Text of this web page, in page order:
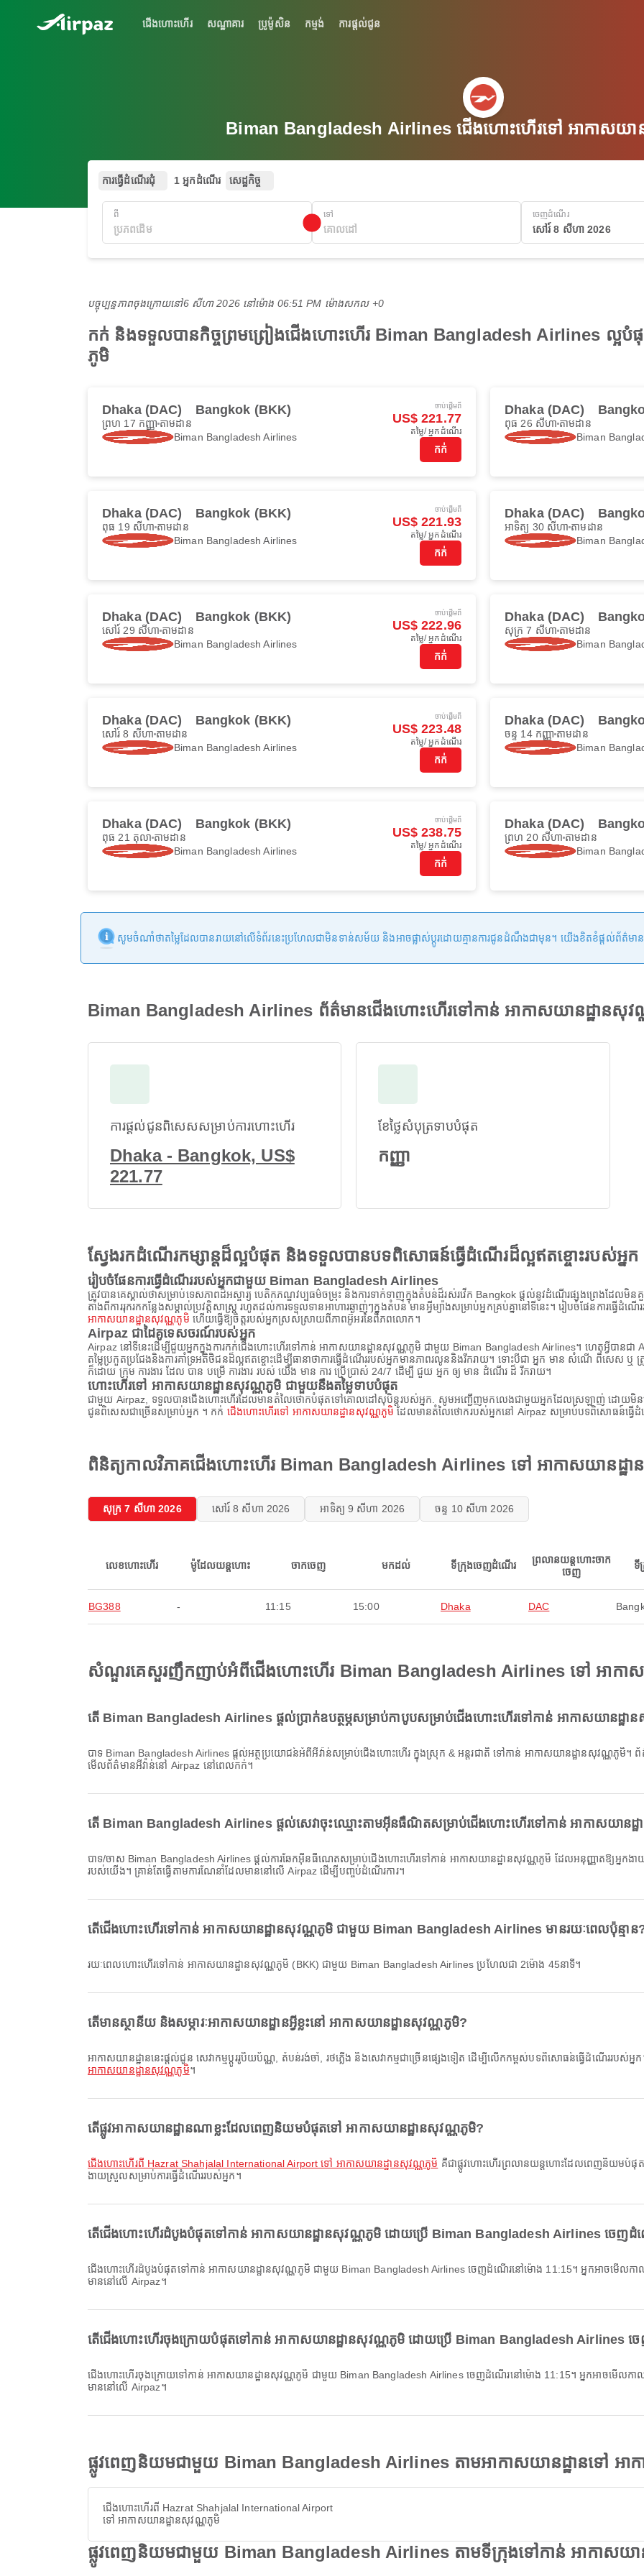
ជើងហោះហើរ សណ្ឋាគារ ប្រូម៉ូសិន កម្មង់ ការផ្តល់ជូន
Biman Bangladesh Airlines ជើងហោះហើរទៅ អាកាសយា
ការធ្វើដំណើរជុំ 1 អ្នកដំណើរ សេដ្ឋកិច្ច
ពី ទៅ ចេញដំណើរ
សៅរ៍ 8 សីហា 2026
បច្ចុប្បន្នភាពចុងក្រោយនៅ6 សីហា 2026 នៅ​ម៉ោង 06:51 PM ម៉ោង​សកល +0
កក់ និងទទួលបានកិច្ចព្រមព្រៀងជើងហោះហើរ Biman Bangladesh Airlines ល្អបំ
ភូមិ
Dhaka (DAC) Bangkok (BKK)
ព្រហ 17 កញ្ញា តាមដាន
Biman Bangladesh Airlines
ចាប់ផ្ដើមពី
US$ 221.77
តម្លៃ/ អ្នកដំណើរ
កក់
Dhaka (DAC)
ពុធ 26 សីហា តាមដាន
Biman
Dhaka (DAC) Bangkok (BKK)
ពុធ 19 សីហា តាមដាន
Biman Bangladesh Airlines
ចាប់ផ្ដើមពី
US$ 221.93
តម្លៃ/ អ្នកដំណើរ
កក់
Dhaka (DAC)
អាទិត្យ 30 សីហា តាមដាន
Biman
Dhaka (DAC) Bangkok (BKK)
សៅរ៍ 29 សីហា តាមដាន
Biman Bangladesh Airlines
ចាប់ផ្ដើមពី
US$ 222.96
តម្លៃ/ អ្នកដំណើរ
កក់
Dhaka (DAC)
សុក្រ 7 សីហា តាមដាន
Biman
Dhaka (DAC) Bangkok (BKK)
សៅរ៍ 8 សីហា តាមដាន
Biman Bangladesh Airlines
ចាប់ផ្ដើមពី
US$ 223.48
តម្លៃ/ អ្នកដំណើរ
កក់
Dhaka (DAC)
ចន្ទ 14 កញ្ញា តាមដាន
Biman
Dhaka (DAC) Bangkok (BKK)
ពុធ 21 តុលា តាមដាន
Biman Bangladesh Airlines
ចាប់ផ្ដើមពី
US$ 238.75
តម្លៃ/ អ្នកដំណើរ
កក់
Dhaka (DAC)
ព្រហ 20 សីហា តាមដាន
Biman
សូមចំណាំថាតម្លៃដែលបានរាយនៅលើទំព័រនេះប្រហែលជាមិនទាន់សម័យ និងអាចផ្លាស់ប្តូរដោយគ្មានការជូនដំណឹងជាមុន។ យើងខិតខំផ្តល់ព័ត៌មានត្
Biman Bangladesh Airlines ព័ត៌មានជើងហោះហើរទៅកាន់ អាកាសយានដ្ឋានសុវ
ការផ្តល់ជូនពិសេសសម្រាប់ការហោះហើរ
Dhaka - Bangkok, US$
221.77
ខែថ្លៃសំបុត្រទាបបំផុត
កញ្ញា
ស្វែងរកដំណើរកម្សាន្តដ៏ល្អបំផុត និងទទួលបានបទពិសោធន៍ធ្វើដំណើរដ៏ល្អឥតខ្ចោះរបស់អ្នក
រៀបចំផែនការធ្វើដំណើររបស់អ្នកជាមួយ Biman Bangladesh Airlines
ត្រូវបានគេស្គាល់ថាសម្រាប់ទេសភាពដ៏អស្ចារ្យ បេតិកភណ្ឌវប្បធម៌ចម្រុះ និងការទាក់ទាញក្នុងតំបន់ដ៏រស់រវើក Bangkok ផ្តល់នូវដំណើរផ្សងព្រេងដែលមិ
តាំងពីការរុករកកន្លែងសម្គាល់ប្រវត្តិសាស្ត្រ រហូតដល់ការទទួលទានអាហារឆ្ងាញ់ៗក្នុងតំបន់ មានអ្វីម្យ៉ាងសម្រាប់អ្នកគ្រប់គ្នានៅទីនេះ។ រៀបចំផែនការធ្វ
អាកាសយានដ្ឋានសុវណ្ណភូមិ ហើយធ្វើឱ្យចិត្តរបស់អ្នកស្រស់ស្រាយពីភាពអ៊ូអរនៃពិភពលោក។
Airpaz ជាដៃគូទេសចរណ៍របស់អ្នក
Airpaz នៅទីនេះដើម្បីជួយអ្នកក្នុងការកក់ជើងហោះហើរទៅកាន់ អាកាសយានដ្ឋានសុវណ្ណភូមិ ជាមួយ Biman Bangladesh Airlines។ ហេតុអ្វីបានជ
តម្លៃប្រកួតប្រជែងនិងការគាំទ្រអតិថិជនដ៏ល្អឥតខ្ចោះដើម្បីធានាថាការធ្វើដំណើររបស់អ្នកមានភាពរលូននិងរីករាយ។ ទោះបីជា អ្នក មាន សំណើ ពិសេ
ក៏ដោយ ក្រុម ការងារ ដែល បាន បម្រើ ការងារ របស់ យើង មាន ការ ប្រើប្រាស់ 24/7 ដើម្បី ជួយ អ្នក ឲ្យ មាន ដំណើរ ដ៏ រីករាយ។
ហោះហើរទៅ អាកាសយានដ្ឋានសុវណ្ណភូមិ ជាមួយនឹងតម្លៃទាបបំផុត
ជាមួយ Airpaz, ទទួលបានជើងហោះហើរដែលមានតំលៃថោកបំផុតទៅគោលដៅសុបិន្តរបស់អ្នក. សូមអញ្ជើញមកលេងជាមួយអ្នកដែលស្រឡាញ់ ដោយមិនព្រួយ
ជូនពិសេសជាច្រើនសម្រាប់អ្នក ។ កក់ ជើងហោះហើរទៅ អាកាសយានដ្ឋានសុវណ្ណភូមិ ដែលមានតំលៃថោករបស់អ្នកនៅ Airpaz សម្រាប់បទពិសោធន៍ធ្វ
ពិនិត្យកាលវិភាគជើងហោះហើរ Biman Bangladesh Airlines ទៅ អាកាសយានដ្ឋ
សុក្រ 7 សីហា 2026 សៅរ៍ 8 សីហា 2026 អាទិត្យ 9 សីហា 2026 ចន្ទ 10 សីហា 2026
លេខហោះហើរ ម៉ូដែលយន្តហោះ ចាកចេញ មកដល់ ទីក្រុងចេញដំណើរ
ព្រលានយន្តហោះចាក
ចេញ
ទី
BG388 - 11:15 15:00 Dhaka DAC
សំណួរគេសួរញឹកញាប់អំពីជើងហោះហើរ Biman Bangladesh Airlines ទៅ អាកាស
តើ Biman Bangladesh Airlines ផ្តល់ប្រាក់ឧបត្ថម្ភសម្រាប់កាបូបសម្រាប់ជើងហោះហើរទៅកាន់ អាកាសយានដ្ឋាន
បាទ Biman Bangladesh Airlines ផ្តល់អត្ថប្រយោជន៍អំពីអីវ៉ាន់សម្រាប់ជើងហោះហើរ ក្នុងស្រុក & អន្តរជាតិ ទៅកាន់ អាកាសយានដ្ឋានសុវណ្ណភូមិ។ ព័ត៌មានលម្អិតអាស្រ័យលើប្រភេទសំបុត្រ និងគោលដៅ។ អ្នកអាច
មើលព័ត៌មានអីវ៉ាន់នៅ Airpaz នៅពេលកក់។
តើ Biman Bangladesh Airlines ផ្តល់សេវាចុះឈ្មោះតាមអ៊ីនធឺណិតសម្រាប់ជើងហោះហើរទៅកាន់ អាកាសយានដ្ឋ
បាទ/ចាស Biman Bangladesh Airlines ផ្តល់ការឆែកអ៊ីនធឺណេតសម្រាប់ជើងហោះហើរទៅកាន់ អាកាសយានដ្ឋានសុវណ្ណភូមិ ដែលអនុញ្ញាតឱ្យអ្នកងាយស្រួលពិនិត្យចូលសម្រាប់ការហោះហើររបស់អ្នកតាមរយៈវេទិកា
របស់យើង។ គ្រាន់តែធ្វើតាមការណែនាំដែលមាននៅលើ Airpaz ដើម្បីបញ្ចប់ដំណើរការ។
តើជើងហោះហើរទៅកាន់ អាកាសយានដ្ឋានសុវណ្ណភូមិ ជាមួយ Biman Bangladesh Airlines មានរយៈពេលប៉ុន្មាន
រយៈពេលហោះហើរទៅកាន់ អាកាសយានដ្ឋានសុវណ្ណភូមិ (BKK) ជាមួយ Biman Bangladesh Airlines ប្រហែលជា 2ម៉ោង 45នាទី។
តើមានស្ថានីយ និងសម្ភារៈអាកាសយានដ្ឋានអ្វីខ្លះនៅ អាកាសយានដ្ឋានសុវណ្ណភូមិ?
អាកាសយានដ្ឋាននេះផ្តល់ជូន សេវាកម្មប្តូររូបិយប័ណ្ណ, តំបន់រង់ចាំ, រថភ្លើង និងសេវាកម្មជាច្រើនផ្សេងទៀត ដើម្បីលើកកម្ពស់បទពិសោធន៍ធ្វើដំណើររបស់
អាកាសយានដ្ឋានសុវណ្ណភូមិ។
តើផ្លូវអាកាសយានដ្ឋានណាខ្លះដែលពេញនិយមបំផុតទៅ អាកាសយានដ្ឋានសុវណ្ណភូមិ?
ជើងហោះហើរពី Hazrat Shahjalal International Airport ទៅ អាកាសយានដ្ឋានសុវណ្ណភូមិ គឺជាផ្លូវហោះហើរព្រលានយន្តហោះដែលពេញនិយមបំផុតទ
ងាយស្រួលសម្រាប់ការធ្វើដំណើររបស់អ្នក។
តើជើងហោះហើរដំបូងបំផុតទៅកាន់ អាកាសយានដ្ឋានសុវណ្ណភូមិ ដោយប្រើ Biman Bangladesh Airlines ចេញដំណ
ជើងហោះហើរដំបូងបំផុតទៅកាន់ អាកាសយានដ្ឋានសុវណ្ណភូមិ ជាមួយ Biman Bangladesh Airlines ចេញដំណើរនៅម៉ោង 11:15។ អ្នកអាចមើលកាលវិភាគនេះ និងប្រៀបធៀបជម្រើសជើងហោះហើរផ្សេងទៀតដែល
មាននៅលើ Airpaz។
តើជើងហោះហើរចុងក្រោយបំផុតទៅកាន់ អាកាសយានដ្ឋានសុវណ្ណភូមិ ដោយប្រើ Biman Bangladesh Airlines ច
ជើងហោះហើរចុងក្រោយទៅកាន់ អាកាសយានដ្ឋានសុវណ្ណភូមិ ជាមួយ Biman Bangladesh Airlines ចេញដំណើរនៅម៉ោង 11:15។ អ្នកអាចមើលកាលវិភាគនេះ និងប្រៀបធៀបជម្រើសជើងហោះហើរផ្សេងទៀតដែល
មាននៅលើ Airpaz។
ផ្លូវពេញនិយមជាមួយ Biman Bangladesh Airlines តាមអាកាសយានដ្ឋានទៅ អា
ជើងហោះហើរពី Hazrat Shahjalal International Airport
ទៅ អាកាសយានដ្ឋានសុវណ្ណភូមិ
ផ្លូវពេញនិយមជាមួយ Biman Bangladesh Airlines តាមទីក្រុងទៅកាន់ អាកាសយា